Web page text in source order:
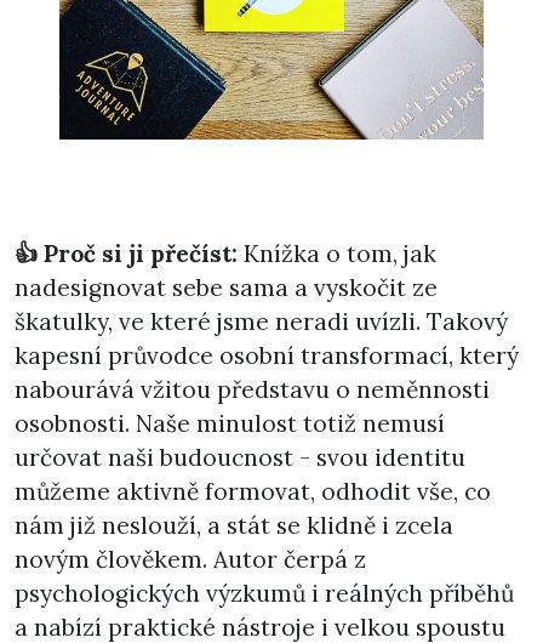
👍 Proč si ji přečíst: Knížka o tom, jak
nadesignovat sebe sama a vyskočit ze
škatulky, ve které jsme neradi uvízli. Takový
kapesní průvodce osobní transformací, který
nabourává vžitou představu o neměnnosti
osobnosti. Naše minulost totiž nemusí
určovat naši budoucnost - svou identitu
můžeme aktivně formovat, odhodit vše, co
nám již neslouží, a stát se klidně i zcela
novým člověkem. Autor čerpá z
psychologických výzkumů i reálných příběhů
a nabízí praktické nástroje i velkou spoustu